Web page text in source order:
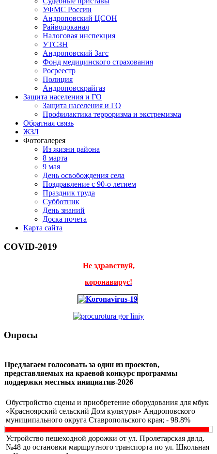
УФМС России
Андроповский ЦСОН
Райводоканал
Налоговая инспекция
УТСЗН
Андроповский Загс
Фонд медицинского страхования
Росреестр
Полиция
Андроповскрайгаз
Защита населения и ГО
Защита населения и ГО
Профилактика терроризма и экстремизма
Обратная связь
ЖЗЛ
Фотогалерея
Из жизни района
8 марта
9 мая
День освобождения села
Поздравление с 90-о летием
Праздник труда
Субботник
День знаний
Доска почета
Карта сайта
COVID-2019
Не здравствуй,
коронавирус!
Опросы
Предлагаем голосовать за один из проектов,
представляемых на краевой конкурс программы
поддержки местных инициатив-2026
Обустройство сцены и приобретение оборудования для мбук
«Красноярский сельский Дом культуры» Андроповского
муниципального округа Ставропольского края; - 98.8%
Устройство пешеходной дорожки от ул. Пролетарская двлд.
№48 до остановки маршрутного транспорта по ул. Школьная